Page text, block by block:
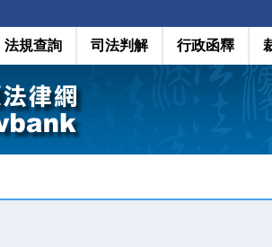
法規查詢 司法判解 行政函釋